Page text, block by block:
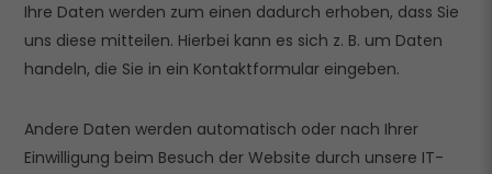
Ihre Daten werden zum einen dadurch erhoben, dass Sie
uns diese mitteilen. Hierbei kann es sich z. B. um Daten
handeln, die Sie in ein Kontaktformular eingeben.
Andere Daten werden automatisch oder nach Ihrer
Einwilligung beim Besuch der Website durch unsere IT-